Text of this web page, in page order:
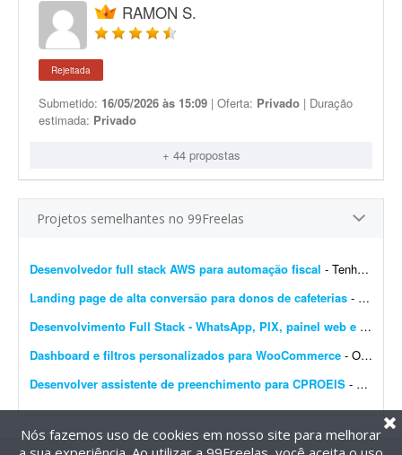
RAMON S.
Rejeitada
Submetido: 16/05/2026 às 15:09 | Oferta: Privado | Duração
estimada: Privado
+ 44 propostas
Projetos semelhantes no 99Freelas
Desenvolvedor full stack AWS para automação fiscal - Tenho uma plataforma de automação fiscal rodando em AWS - ela pega os dados do sistema do cliente, calcula os impostos e emite a nota fiscal automaticamente. Preciso de alguém...
Landing page de alta conversão para donos de cafeterias - Sou gestor de tráfego especializado em cafeterias e cafés e preciso de uma landing page de alta conversão para captar leads (donos de cafeterias) que chegam pelos meus an&uacut...
Desenvolvimento Full Stack - WhatsApp, PIX, painel web e automação
Dashboard e filtros personalizados para WooCommerce - Olá pessoal, Preciso transformar o dashboard padrão do WooCommerce em um painel diferenciado para clientes e vendedores; procuro solução via plugin ou via código...
Desenvolver assistente de preenchimento para CPROEIS - Buscamos um desenvolvedor experiente para criar uma solução de automação assistida para o processo de preenchimento de dados no sistema CPROEIS. O objetivo principal &ea...
Nós fazemos uso de cookies em nosso site para melhorar